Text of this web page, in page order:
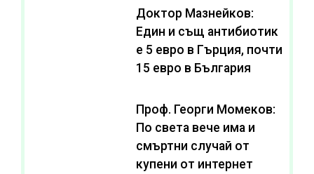
Доктор Мазнейков:
Един и същ антибиотик
e 5 евро в Гърция, почти
15 евро в България
Проф. Георги Момеков:
По света вече има и
смъртни случай от
купени от интернет